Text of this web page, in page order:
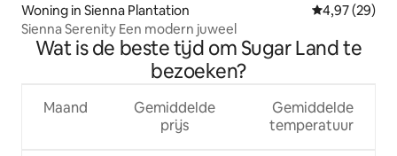
Woning in Sienna Plantation Gemiddelde
4,97 (29)
Sienna Serenity Een modern juweel
Wat is de beste tijd om Sugar Land te
bezoeken?
Maand
Gemiddelde
prijs
Gemiddelde
temperatuur